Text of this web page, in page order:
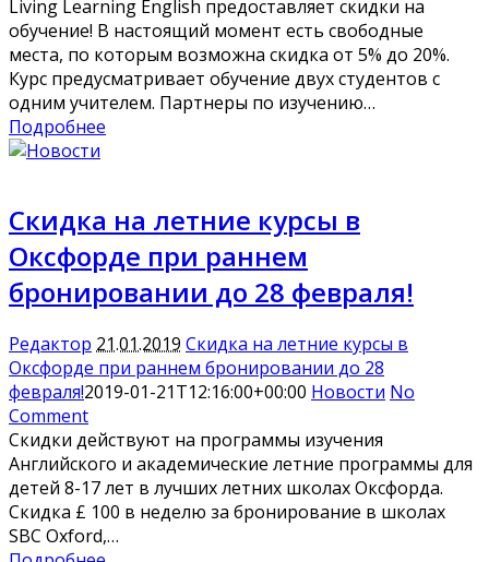
Living Learning English предоставляет скидки на
обучение! В настоящий момент есть свободные
места, по которым возможна скидка от 5% до 20%.
Курс предусматривает обучение двух студентов с
одним учителем. Партнеры по изучению…
Подробнее
Скидка на летние курсы в
Оксфорде при раннем
бронировании до 28 февраля!
Редактор 21.01.2019 Скидка на летние курсы в
Оксфорде при раннем бронировании до 28
февраля!2019-01-21T12:16:00+00:00 Новости No
Comment
Скидки действуют на программы изучения
Английского и академические летние программы для
детей 8-17 лет в лучших летних школах Оксфорда.
Скидка £ 100 в неделю за бронирование в школах
SBC Oxford,…